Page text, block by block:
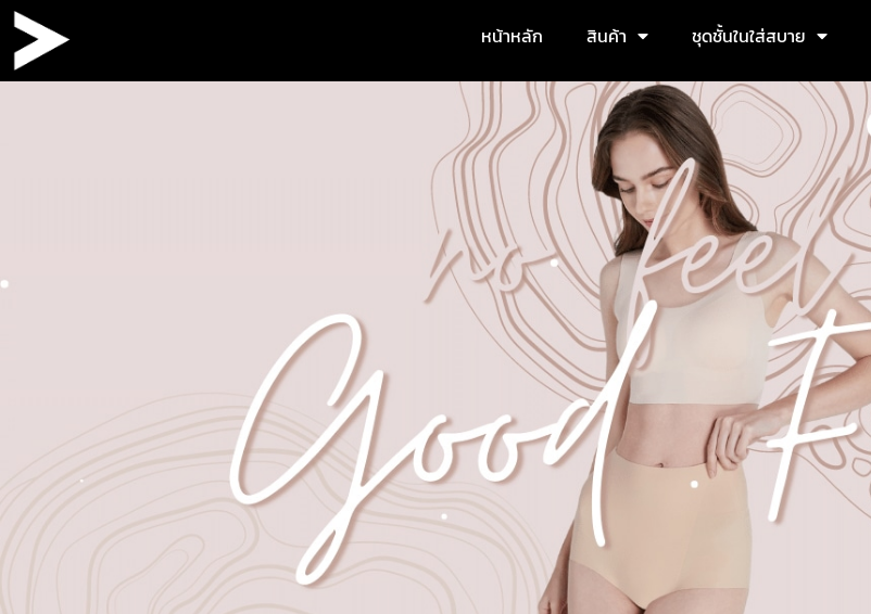
หน้าหลัก สินค้า ชุดชั้นในใส่สบาย